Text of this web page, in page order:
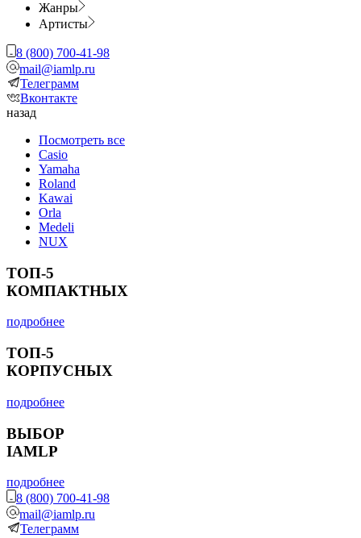
Жанры
Артисты
8 (800) 700-41-98
mail@iamlp.ru
Телеграмм
Вконтакте
назад
Посмотреть все
Casio
Yamaha
Roland
Kawai
Orla
Medeli
NUX
ТОП-5
КОМПАКТНЫХ
подробнее
ТОП-5
КОРПУСНЫХ
подробнее
ВЫБОР
IAMLP
подробнее
8 (800) 700-41-98
mail@iamlp.ru
Телеграмм